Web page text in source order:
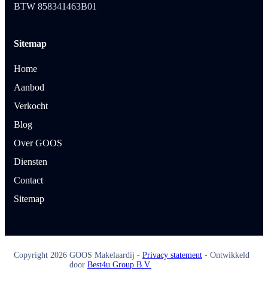
BTW 858341463B01
Sitemap
Home
Aanbod
Verkocht
Blog
Over GOOS
Diensten
Contact
Sitemap
Copyright 2026 GOOS Makelaardij - Privacy statement - Ontwikkeld
door Best4u Group B.V.